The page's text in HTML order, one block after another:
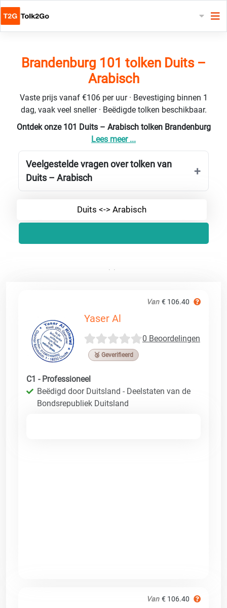
Brandenburg 101 tolken Duits –
Arabisch
Vaste prijs vanaf €106 per uur · Bevestiging binnen 1
dag, vaak veel sneller · Beëdigde tolken beschikbaar.
Ontdek onze 101 Duits – Arabisch tolken Brandenburg
Lees meer ...
Veelgestelde vragen over tolken van
Duits – Arabisch
Duits <-> Arabisch
Van € 106.40
Yaser Al
0 Beoordelingen
🥉 Geverifieerd
C1 - Professioneel
Beëdigd door Duitsland - Deelstaten van de
Bondsrepubliek Duitsland
Van € 106.40